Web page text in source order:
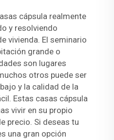
cápsula realmente
y resolviendo
vivienda. El seminario
grande o
son lugares
otros puede ser
y la calidad de la
Estas casas cápsula
vivir en su propio
precio. Si deseas tu
una gran opción